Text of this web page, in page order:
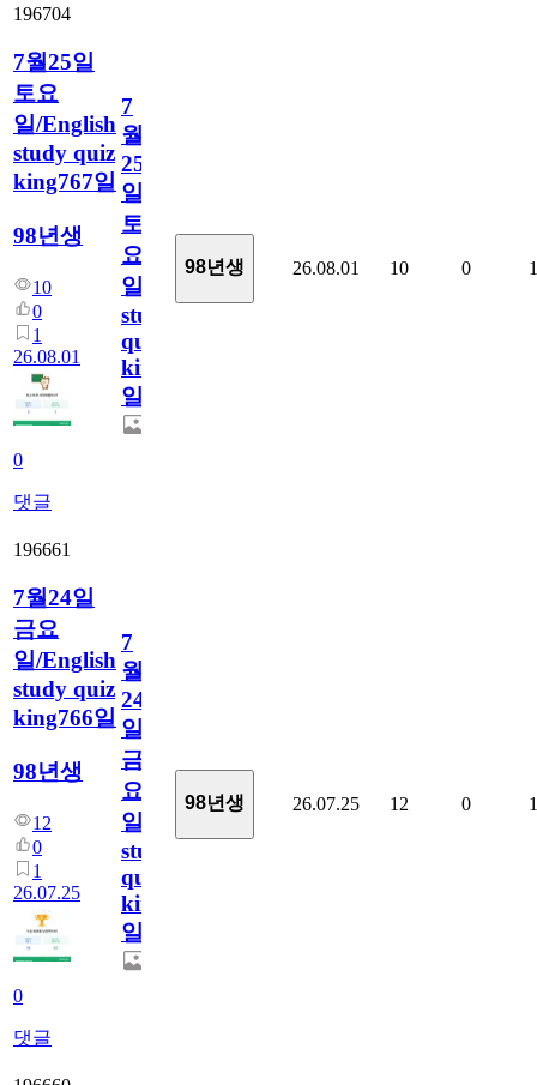
196704
7월25일
토요
일/English
study quiz
king767일
98년생
10
0
1
26.08.01
0
댓글
7
월
25
일
토
요
일/English
study
quiz
king767
일
98년생 26.08.01 10 0 1
196661
7월24일
금요
일/English
study quiz
king766일
98년생
12
0
1
26.07.25
0
댓글
7
월
24
일
금
요
일/English
study
quiz
king766
일
98년생 26.07.25 12 0 1